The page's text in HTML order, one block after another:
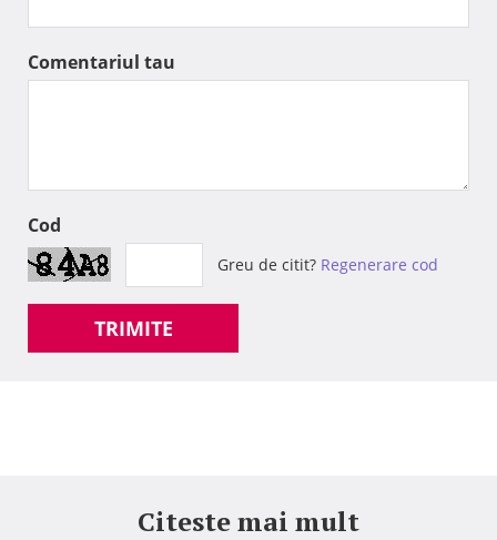
Comentariul tau
Cod
Greu de citit? Regenerare cod
TRIMITE
Citeste mai mult